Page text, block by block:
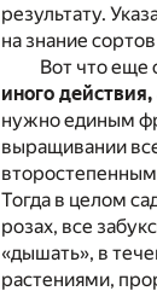
результату.
на знание
Вот что еще
иного
нужно единым
выращивании
Тогда в целом
розах, все
«дышать», в
растениями,